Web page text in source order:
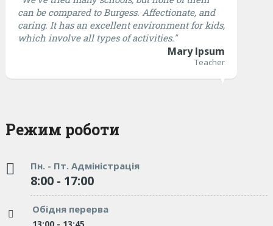
can be compared to Burgess. Affectionate, and
caring. It has an excellent environment for kids,
which involve all types of activities."
Mary Ipsum
Teacher
Режим роботи
Пн. - Пт. Адміністрація
8:00 - 17:00
Обідня перерва